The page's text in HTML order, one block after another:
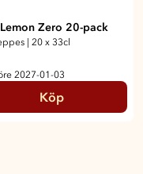
Zero 20-pack
| 20 x 33cl
2027-01-03
Köp